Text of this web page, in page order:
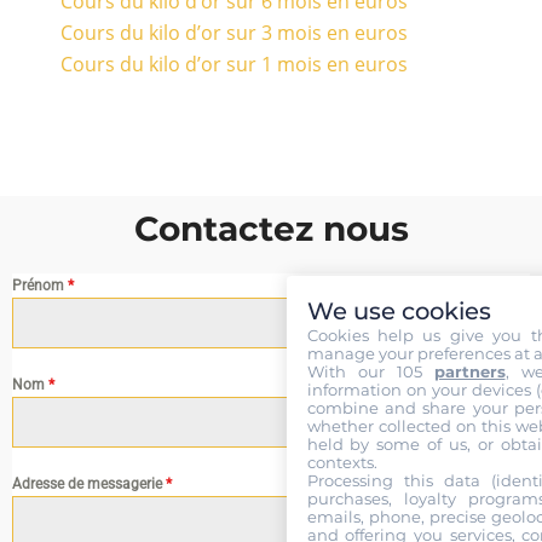
Cours du kilo d’or sur 3 mois en euros
Cours du kilo d’or sur 1 mois en euros
Contactez nous
Prénom *
Nom *
Adresse de messagerie*
We use cookies
Cookies help us give you
manage your preferences at
With our 105 partners,
information on your devices
combine and share your
whether collected on this
held by some of us, or
contexts.
Processing this data
purchases, loyalty
emails, phone, precise
and offering you services,